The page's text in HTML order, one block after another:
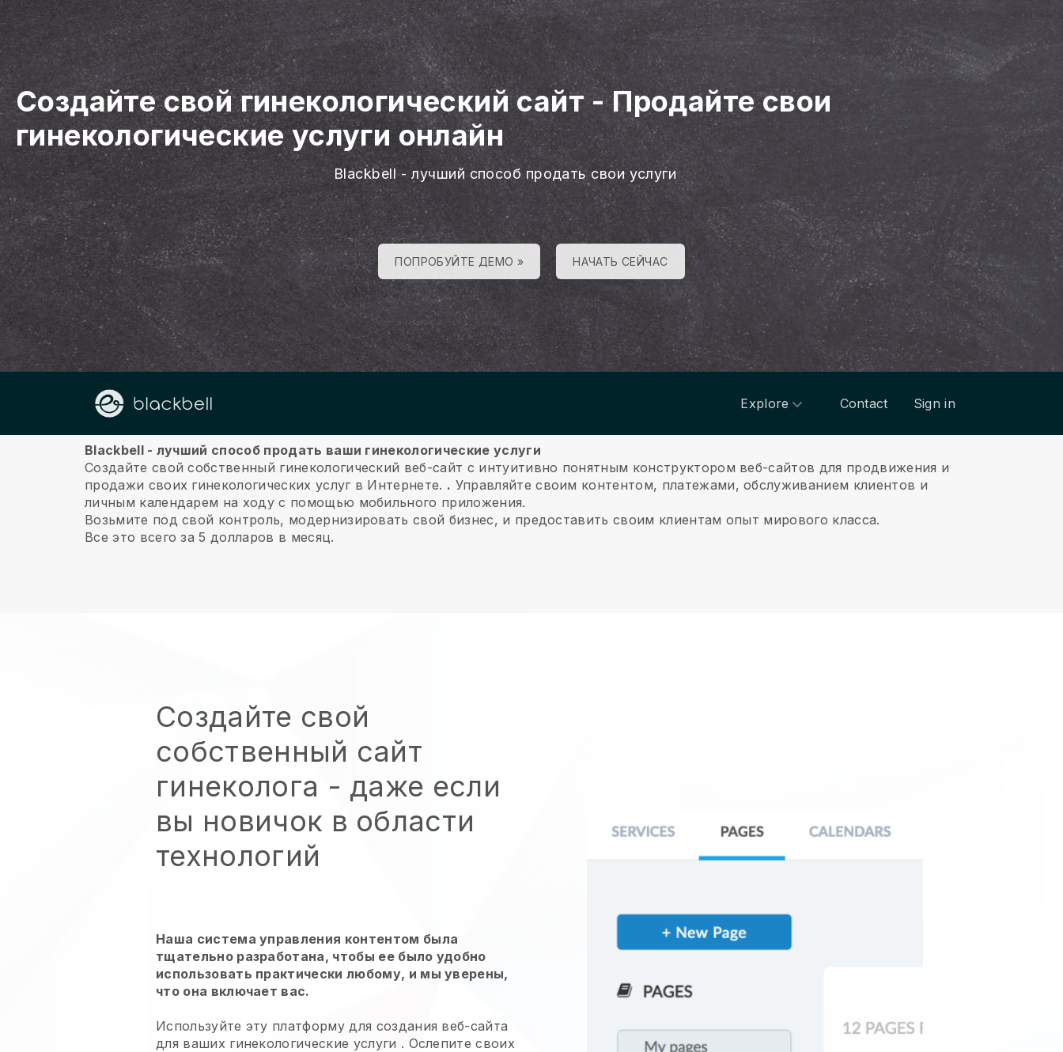
Создайте свой гинекологический сайт-Продайте свои
гинекологические услуги онлайн
Blackbell - лучший способ продать свои услуги
ПОПРОБУЙТЕ ДЕМО » НАЧАТЬ СЕЙЧАС
Explore Contact Sign in
О нас
Blackbell - лучший способ продать ваши гинекологические услуги
Создайте свой собственный гинекологический веб-сайт с интуитивно понятным конструктором веб-сайтов для продвижения и
продажи своих гинекологических услуг в Интернете. . Управляйте своим контентом, платежами, обслуживанием клиентов и
личным календарем на ходу с помощью мобильного приложения.
Возьмите под свой контроль, модернизировать свой бизнес, и предоставить своим клиентам опыт мирового класса.
Все это всего за 5 долларов в месяц.
Создайте свой
собственный сайт
гинеколога - даже если
вы новичок в области
технологий
Наша система управления контентом была
тщательно разработана, чтобы ее было удобно
использовать практически любому, и мы уверены,
что она включает вас.
Используйте эту платформу для создания веб-сайта
для ваших гинекологические услуги . Ослепите своих